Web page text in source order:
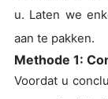
u. Laten we
aan te pakken.
Methode 1:
Voordat u